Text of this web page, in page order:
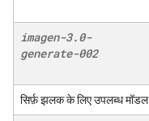
imagen-3.0-
generate-002
सिर्फ़ झलक के लिए उपलब्ध मॉडल